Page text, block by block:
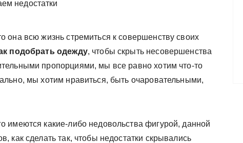
она всю жизнь стремиться к совершенству своих
подобрать одежду, чтобы скрыть несовершенства
пропорциями, мы все равно хотим что-то
мы хотим нравиться, быть очаровательными,
имеются какие-либо недовольства фигурой, данной
как сделать так, чтобы недостатки скрывались